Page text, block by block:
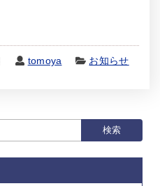
tomoya お知らせ